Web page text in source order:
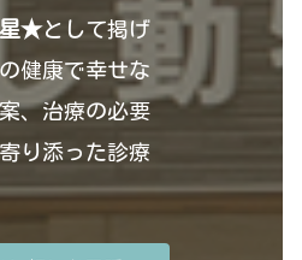
星★として掲げ
健康で幸せな
、治療の必要
り添った診療